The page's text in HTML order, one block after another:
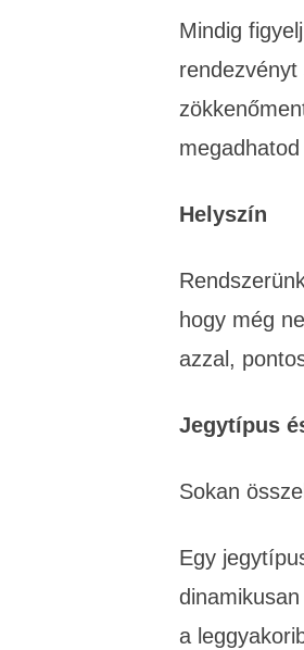
Mindig
megadhatod
Helyszín
hogy még
azzal,
Jegytípus
Sokan
Egy
a